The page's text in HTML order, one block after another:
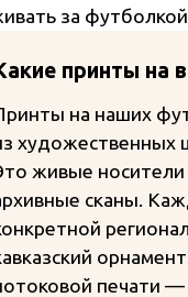
за
принты на
на наших
художественных
живые
сканы.
печати —